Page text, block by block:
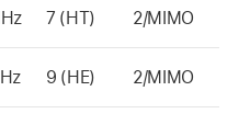
7 (HT) 2/MIMO
9 (HE) 2/MIMO